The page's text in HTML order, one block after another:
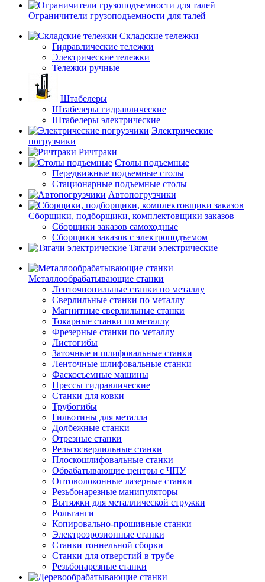
Ограничители грузоподъемности для талей
Складские тележки
Гидравлические тележки
Электрические тележки
Тележки ручные
Штабелеры
Штабелеры гидравлические
Штабелеры электрические
Электрические
погрузчики
Ричтраки
Столы подъемные
Передвижные подъемные столы
Стационарные подъемные столы
Автопогрузчики
Сборщики, подборщики, комплектовщики заказов
Сборщики заказов самоходные
Сборщики заказов с электроподъемом
Тягачи электрические
Металлообрабатывающие станки
Ленточнопильные станки по металлу
Сверлильные станки по металлу
Магнитные сверлильные станки
Токарные станки по металлу
Фрезерные станки по металлу
Листогибы
Заточные и шлифовальные станки
Ленточные шлифовальные станки
Фаскосъемные машины
Прессы гидравлические
Станки для ковки
Трубогибы
Гильотины для металла
Долбежные станки
Отрезные станки
Рельсосверлильные станки
Плоскошлифовальные станки
Обрабатывающие центры с ЧПУ
Оптоволоконные лазерные станки
Резьбонарезные манипуляторы
Вытяжки для металлической стружки
Рольганги
Копировально-прошивные станки
Электроэрозионные станки
Станки тоннельной сборки
Станки для отверстий в трубе
Резьбонарезные станки